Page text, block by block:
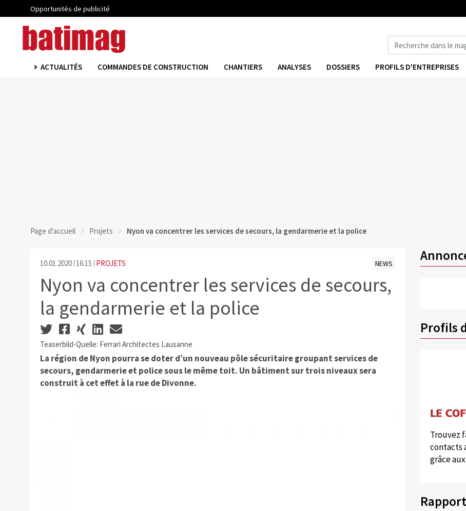
Opportunités de publicité
ACTUALITÉS COMMANDES DE CONSTRUCTION CHANTIERS ANALYSES DOSSIERS PROFILS D'ENTREPRISES
Page d'accueil Projets Nyon va concentrer les services de secours, la gendarmerie et la police
10.01.2020 16:15 PROJETS NEWS
Nyon va concentrer les services de secours,
la gendarmerie et la police
Teaserbild-Quelle: Ferrari Architectes Lausanne
La région de Nyon pourra se doter d’un nouveau pôle sécuritaire groupant services de
secours, gendarmerie et police sous le même toit. Un bâtiment sur trois niveaux sera
construit à cet effet à la rue de Divonne.
Profils
Trouvez
contacts
grâce